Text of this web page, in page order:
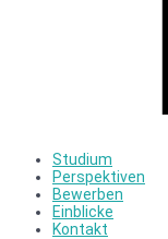
Studium
Perspektiven
Bewerben
Einblicke
Kontakt